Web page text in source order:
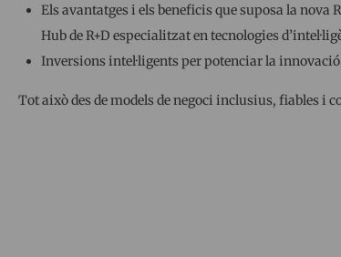
Els avantatges i els beneficis que suposa la nova
Hub de R+D especialitzat en tecnologies
Inversions intel·ligents per potenciar la
Tot això des de models de negoci inclusius, fiables i